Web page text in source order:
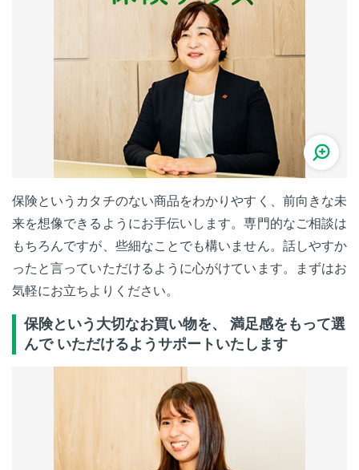
保険というカタチのない商品をわかりやすく、前向きな未
来を想像できるようにお手伝いします。専門的なご相談は
もちろんですが、些細なことでも構いません。話しやすか
ったと言っていただけるように心がけています。まずはお
気軽にお立ちよりください。
保険という大切なお買い物を、 満足感をもって選
んで いただけるようサポートいたします